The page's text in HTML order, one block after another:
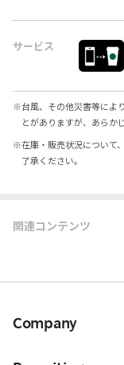
サービス
※台風、その他災害等によ
とがありますが、あらか
※在庫・販売状況について
了承ください。
関連コンテンツ
Company